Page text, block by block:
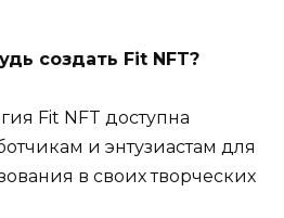
создать Fit NFT?
Fit NFT доступна
и энтузиастам для
в своих творческих